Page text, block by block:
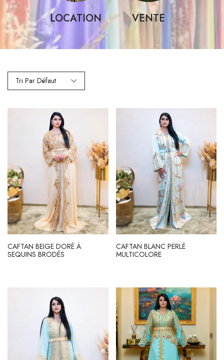
LOCATION VENTE
Tri Par Défaut
CAFTAN BEIGE DORÉ À
SEQUINS BRODÉS
CAFTAN BLANC PERLÉ
MULTICOLORE